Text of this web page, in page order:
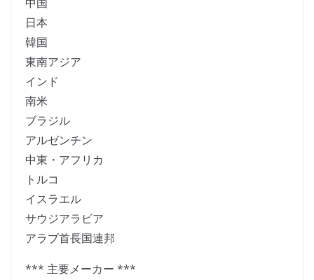
日本
韓国
東南アジア
インド
南米
ブラジル
アルゼンチン
中東・アフリカ
トルコ
イスラエル
サウジアラビア
アラブ首長国連邦
*** 主要メーカー ***